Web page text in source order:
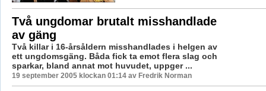
Två ungdomar brutalt misshandlade
av gäng
Två killar i 16-årsåldern misshandlades i helgen av
ett ungdomsgäng. Båda fick ta emot flera slag och
sparkar, bland annat mot huvudet, uppger ...
19 september 2005 klockan 01:14 av Fredrik Norman